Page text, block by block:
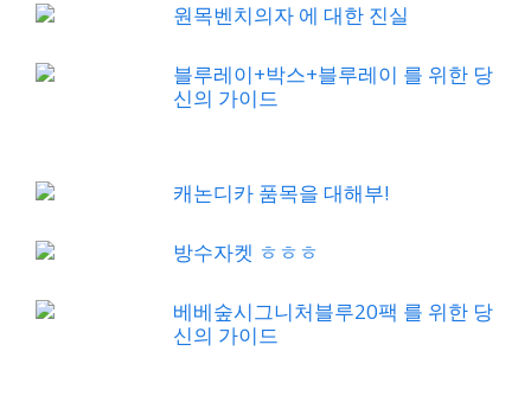
원목벤치의자 에 대한 진실
블루레이+박스+블루레이 를 위한 당
신의 가이드
캐논디카 품목을 대해부!
방수자켓 ㅎㅎㅎ
베베숲시그니처블루20팩 를 위한 당
신의 가이드